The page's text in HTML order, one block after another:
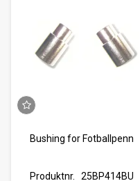
Bushing for Fotballpenn
Produktnr. 25BP414BU